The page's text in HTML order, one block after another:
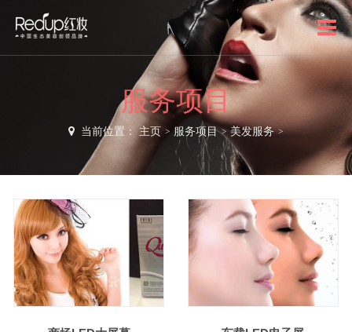
服务项目
当前位置：主页 > 服务项目> 美发服务>